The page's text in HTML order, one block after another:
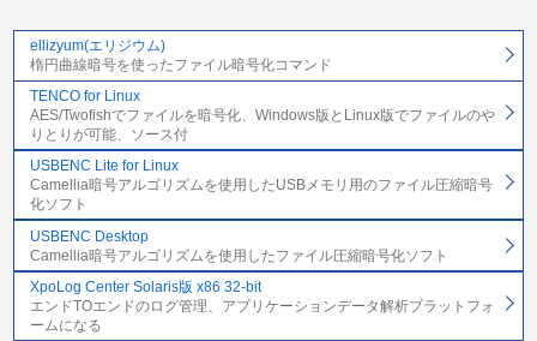
ellizyum(エリジウム)
楕円曲線暗号を使ったファイル暗号化コマンド
TENCO for Linux
AES/Twofishでファイルを暗号化、Windows版とLinux版でファイルのや
りとりが可能、ソース付
USBENC Lite for Linux
Camellia暗号アルゴリズムを使用したUSBメモリ用のファイル圧縮暗号
化ソフト
USBENC Desktop
Camellia暗号アルゴリズムを使用したファイル圧縮暗号化ソフト
XpoLog Center Solaris版 x86 32-bit
エンドTOエンドのログ管理、アプリケーションデータ解析プラットフォ
ームになる